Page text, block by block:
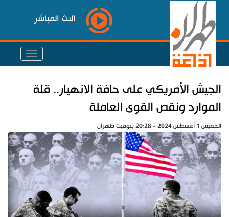
البث المباشر
الجيش الأمريكي على حافة الانهيار.. قلة
الموارد ونقص القوى العاملة
الخميس 1 أغسطس 2024 - 20:28 بتوقيت طهران